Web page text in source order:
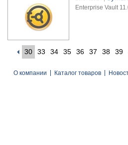
Enterprise Vault
30 33 34 35 36 37 38 39
О компании Каталог товаров